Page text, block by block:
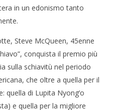
in un edonismo tanto
Steve McQueen, 45enne
conquista il premio più
sulla schiavitù nel periodo
che oltre a quella per il
quella di Lupita Nyong’o
e quella per la migliore